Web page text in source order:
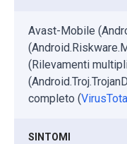
Avast-Mobile
(Rilevamenti
completo (
SINTOMI